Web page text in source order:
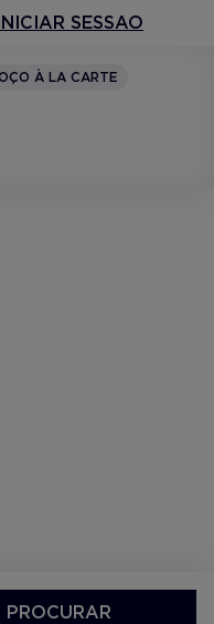
SESSAO
À LA CARTE
PROCURAR